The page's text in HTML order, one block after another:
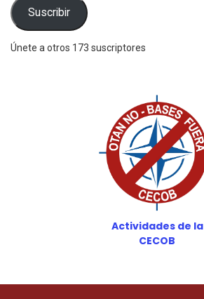
electrónico
Suscribir
Únete a otros 173 suscriptores
Actividades de la
CECOB